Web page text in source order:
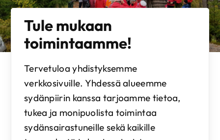
Tule mukaan
toimintaamme!
Tervetuloa yhdistyksemme
verkkosivuille. Yhdessä alueemme
sydänpiirin kanssa tarjoamme tietoa,
tukea ja monipuolista toimintaa
sydänsairastuneille sekä kaikille